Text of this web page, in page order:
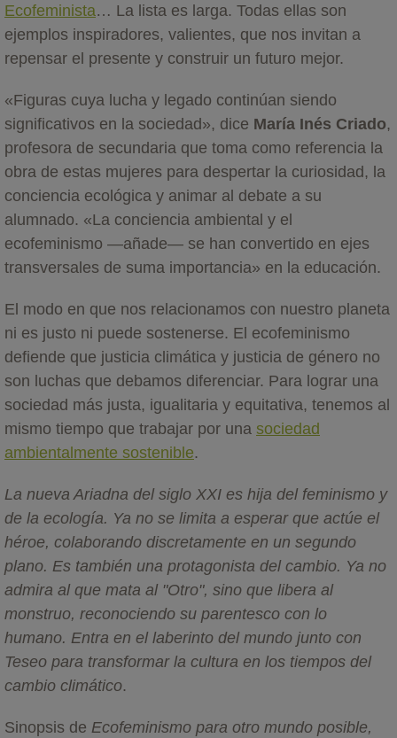
Ecofeminista… La lista es larga. Todas ellas son
ejemplos inspiradores, valientes, que nos invitan a
repensar el presente y construir un futuro mejor.
«Figuras cuya lucha y legado continúan siendo
significativos en la sociedad», dice María Inés Criado,
profesora de secundaria que toma como referencia la
obra de estas mujeres para despertar la curiosidad, la
conciencia ecológica y animar al debate a su
alumnado. «La conciencia ambiental y el
ecofeminismo —añade— se han convertido en ejes
transversales de suma importancia» en la educación.
El modo en que nos relacionamos con nuestro planeta
ni es justo ni puede sostenerse. El ecofeminismo
defiende que justicia climática y justicia de género no
son luchas que debamos diferenciar. Para lograr una
sociedad más justa, igualitaria y equitativa, tenemos al
mismo tiempo que trabajar por una sociedad
ambientalmente sostenible.
La nueva Ariadna del siglo XXI es hija del feminismo y
de la ecología. Ya no se limita a esperar que actúe el
héroe, colaborando discretamente en un segundo
plano. Es también una protagonista del cambio. Ya no
admira al que mata al "Otro", sino que libera al
monstruo, re­conociendo su parentesco con lo
humano. Entra en el laberinto del mundo jun­to con
Teseo para transformar la cultura en los tiempos del
cambio climático.
Sinopsis de Ecofeminismo para otro mundo posible,